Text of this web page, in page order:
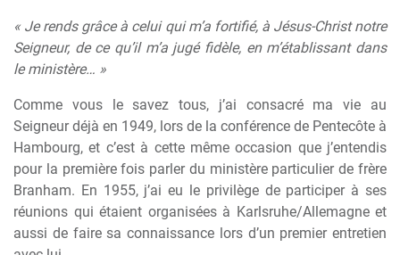
« Je rends grâce à celui qui m’a fortifié, à Jésus-Christ notre
Seigneur, de ce qu’il m’a jugé fidèle, en m’établissant dans
le ministère… »
Comme vous le savez tous, j’ai consacré ma vie au
Seigneur déjà en 1949, lors de la conférence de Pentecôte à
Hambourg, et c’est à cette même occasion que j’entendis
pour la première fois parler du ministère particulier de frère
Branham. En 1955, j’ai eu le privilège de participer à ses
réunions qui étaient organisées à Karlsruhe/Allemagne et
aussi de faire sa connaissance lors d’un premier entretien